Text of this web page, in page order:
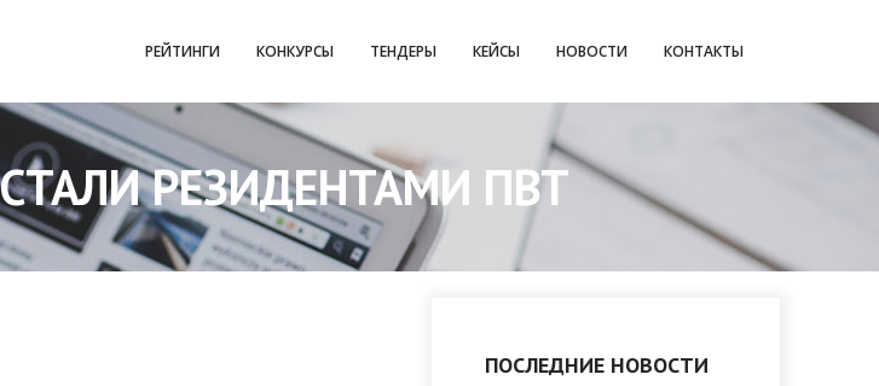
РЕЙТИНГИ КОНКУРСЫ ТЕНДЕРЫ КЕЙСЫ НОВОСТИ КОНТАКТЫ
РЕЗИДЕНТАМИ ПВТ
ПОСЛЕДНИЕ НОВОСТИ